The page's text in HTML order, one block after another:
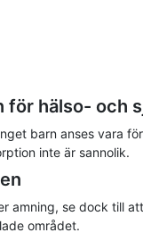
för hälso- och
barn anses vara
inte är sannolik.
amning, se dock till
området.